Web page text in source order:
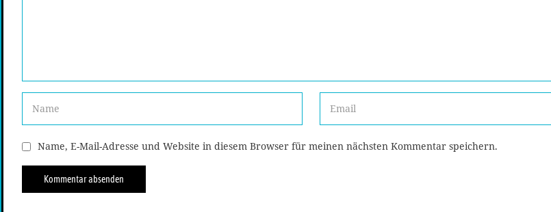
Name, E-Mail-Adresse und Website in diesem Browser für meinen nächsten Kommentar speichern.